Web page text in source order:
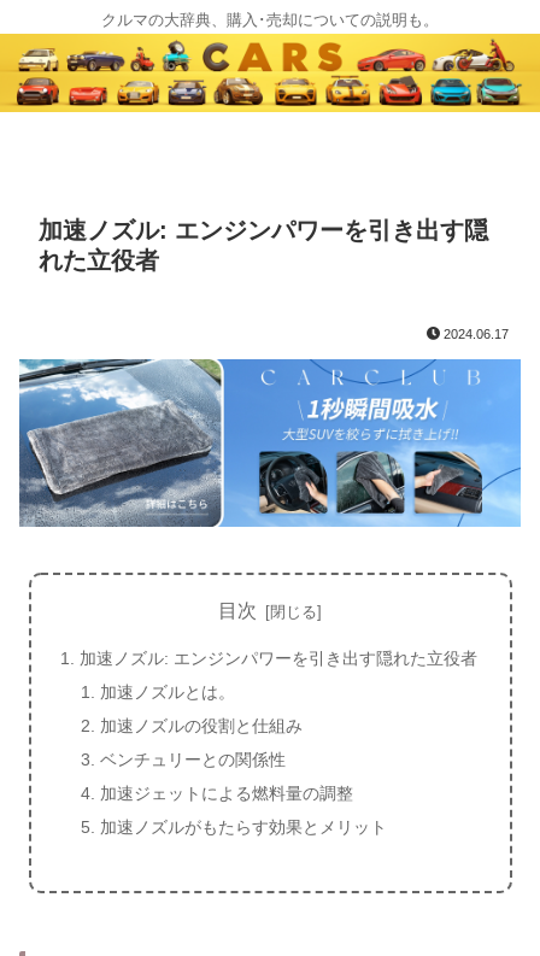
クルマの大辞典、購入･売却についての説明も。
加速ノズル: エンジンパワーを引き出す隠
れた立役者
2024.06.17
目次
加速ノズル: エンジンパワーを引き出す隠れた立役者
加速ノズルとは。
加速ノズルの役割と仕組み
ベンチュリーとの関係性
加速ジェットによる燃料量の調整
加速ノズルがもたらす効果とメリット